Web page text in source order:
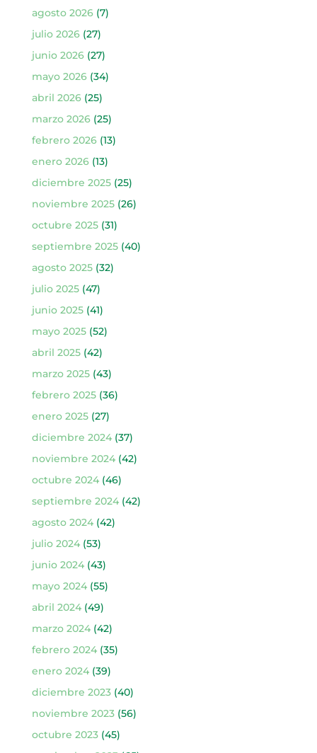
agosto 2026(7)
julio 2026(27)
junio 2026(27)
mayo 2026(34)
abril 2026(25)
marzo 2026(25)
febrero 2026(13)
enero 2026(13)
diciembre 2025(25)
noviembre 2025(26)
octubre 2025(31)
septiembre 2025(40)
agosto 2025(32)
julio 2025(47)
junio 2025(41)
mayo 2025(52)
abril 2025(42)
marzo 2025(43)
febrero 2025(36)
enero 2025(27)
diciembre 2024(37)
noviembre 2024(42)
octubre 2024(46)
septiembre 2024(42)
agosto 2024(42)
julio 2024(53)
junio 2024(43)
mayo 2024(55)
abril 2024(49)
marzo 2024(42)
febrero 2024(35)
enero 2024(39)
diciembre 2023(40)
noviembre 2023(56)
octubre 2023(45)